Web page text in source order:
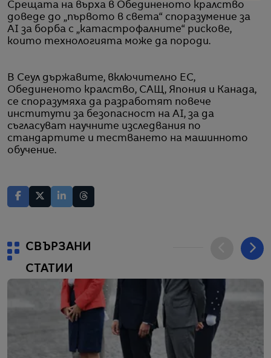
Срещата на върха в Обединеното кралство
доведе до „първото в света“ споразумение за
AI за борба с „катастрофалните“ рискове,
които технологията може да породи.
В Сеул държавите, включително ЕС,
Обединеното кралство, САЩ, Япония и Канада,
се споразумяха да разработят повече
институти за безопасност на AI, за да
съгласуват научните изследвания по
стандартите и тестването на машинното
обучение.
СВЪРЗАНИ
СТАТИИ